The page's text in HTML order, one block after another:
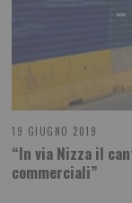
19 GIUGNO 2019
“In via Nizza il
commerciali”